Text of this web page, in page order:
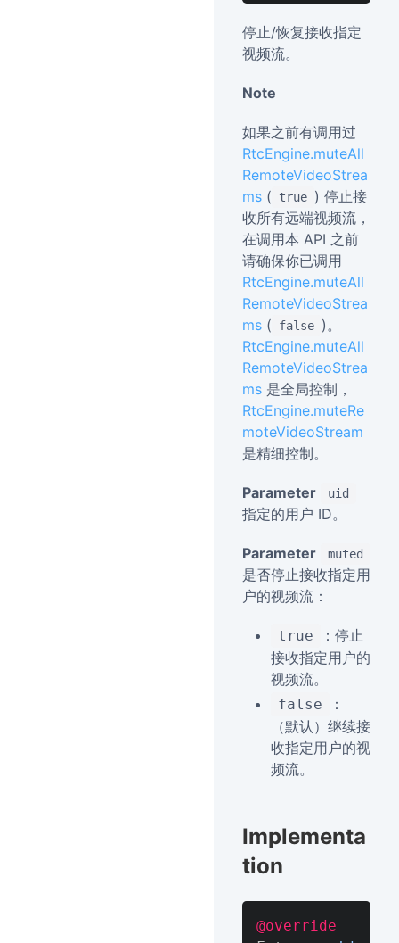
停止/恢复接收指定
视频流。
Note
如果之前有调用过
RtcEngine.muteAll
RemoteVideoStrea
ms ( true ) 停止接
收所有远端视频流，
在调用本 API 之前
请确保你已调用
RtcEngine.muteAll
RemoteVideoStrea
ms ( false )。
RtcEngine.muteAll
RemoteVideoStrea
ms 是全局控制，
RtcEngine.muteRe
moteVideoStream
是精细控制。
Parameter uid
指定的用户 ID。
Parameter muted
是否停止接收指定用
户的视频流：
true
：停止
接收指定用户的
视频流。
false
：
（默认）继续接
收指定用户的视
频流。
Implementa
tion
@override